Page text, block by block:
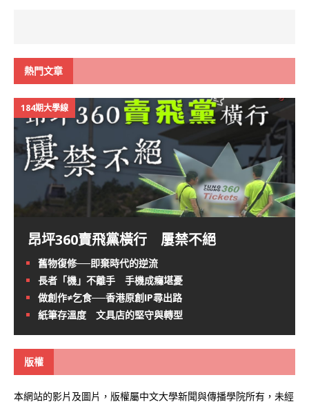
熱門文章
184期大學線
昂坪360賣飛黨橫行 屢禁不絕
舊物復修──即棄時代的逆流
長者「機」不離手 手機成癮堪憂
做創作≠乞食──香港原創IP尋出路
紙筆存溫度 文具店的堅守與轉型
版權
本網站的影片及圖片，版權屬中文大學新聞與傳播學院所有，未經